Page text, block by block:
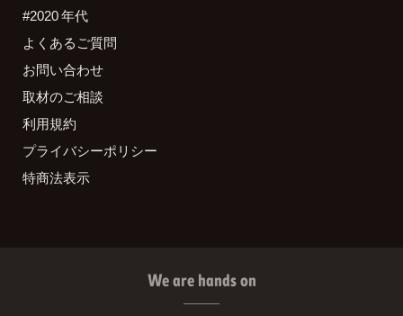
#2020 年代
よくあるご質問
お問い合わせ
取材のご相談
利用規約
プライバシーポリシー
特商法表示
We are hands on